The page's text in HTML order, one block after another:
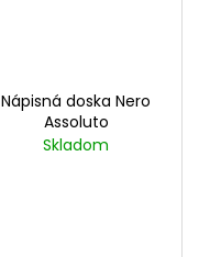
Nápisná doska Nero
Assoluto
Skladom